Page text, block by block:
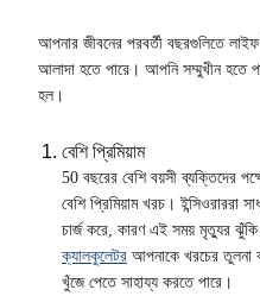
আপনার জীবনের পরবর্তী বছরগুলিতে লাইফ
আলাদা হতে পারে। আপনি সম্মুখীন হতে
হল।
বেশি প্রিমিয়াম
50 বছরের বেশি বয়সী ব্যক্তিদের
বেশি প্রিমিয়াম খরচ। ইন্সিওরাররা
চার্জ করে, কারণ এই সময় মৃত্যুর
ক্যালকুলেটর আপনাকে খরচের তুলনা
খুঁজে পেতে সাহায্য করতে পারে।